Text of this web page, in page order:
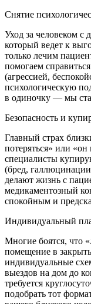
Снятие
Уход за человеком
который ведет к
только лечим
помогаем
(агрессией,
психологическую
в одиночку — мы
Безопасность и
Главный страх
потеряться» или «он
специалисты
(бред,
делают жизнь с
медикаментозный
спокойным и
Индивидуальный
Многие боятся, что
помещение в
индивидуальные
выездов на дом до
требуется
подобрать тот